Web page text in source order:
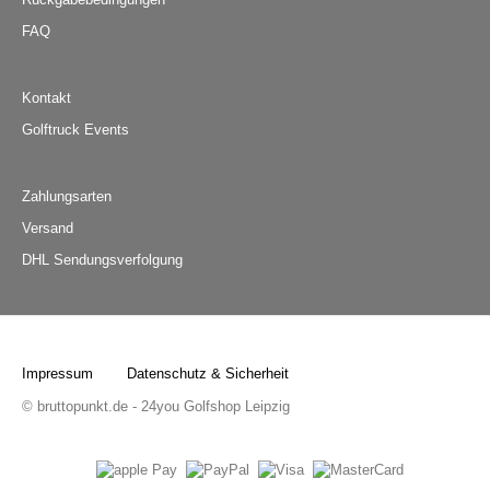
FAQ
Kontakt
Golftruck Events
Zahlungsarten
Versand
DHL Sendungsverfolgung
Impressum
Datenschutz & Sicherheit
© bruttopunkt.de - 24you Golfshop Leipzig